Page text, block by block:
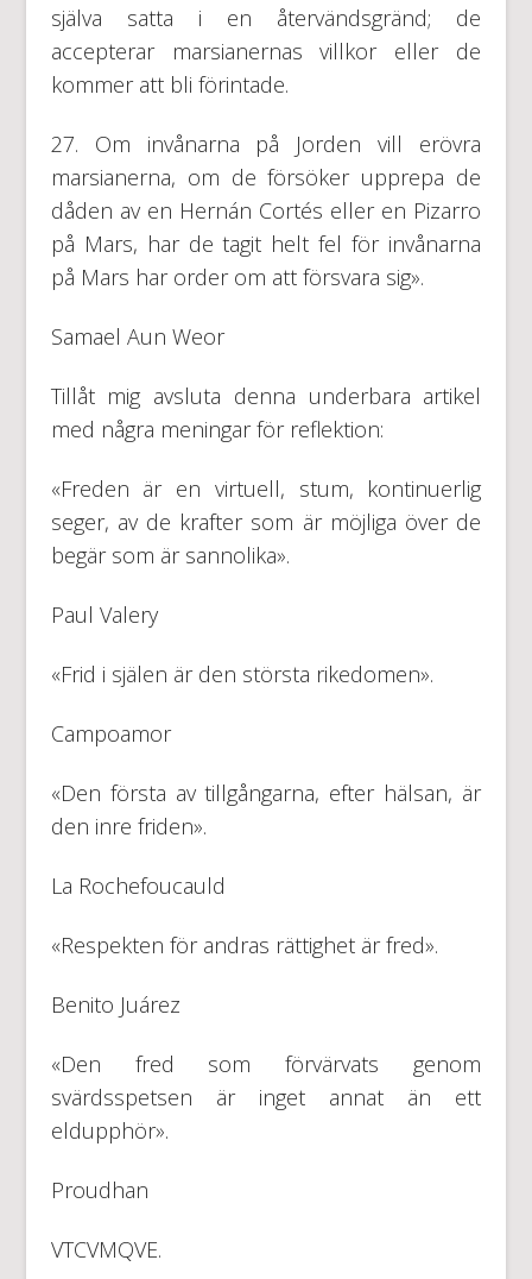
själva satta i en återvändsgränd; de
accepterar marsianernas villkor eller de
kommer att bli förintade.
27. Om invånarna på Jorden vill erövra
marsianerna, om de försöker upprepa de
dåden av en Hernán Cortés eller en Pizarro
på Mars, har de tagit helt fel för invånarna
på Mars har order om att försvara sig».
Samael Aun Weor
Tillåt mig avsluta denna underbara artikel
med några meningar för reflektion:
«Freden är en virtuell, stum, kontinuerlig
seger, av de krafter som är möjliga över de
begär som är sannolika».
Paul Valery
«Frid i själen är den största rikedomen».
Campoamor
«Den första av tillgångarna, efter hälsan, är
den inre friden».
La Rochefoucauld
«Respekten för andras rättighet är fred».
Benito Juárez
«Den fred som förvärvats genom
svärdsspetsen är inget annat än ett
eldupphör».
Proudhan
VTCVMQVE.